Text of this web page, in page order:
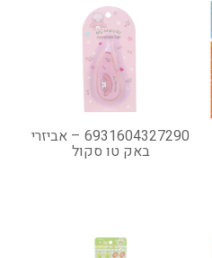
6931604327290 – אביזרי
באק טו סקול